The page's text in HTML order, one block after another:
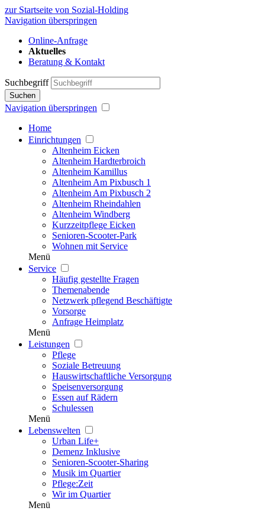
zur Startseite von Sozial-Holding
Navigation überspringen
Online-Anfrage
Aktuelles
Beratung & Kontakt
Suchbegriff
Suchen
Navigation überspringen
Home
Einrichtungen
Altenheim Eicken
Altenheim Hardterbroich
Altenheim Kamillus
Altenheim Am Pixbusch 1
Altenheim Am Pixbusch 2
Altenheim Rheindahlen
Altenheim Windberg
Kurzzeitpflege Eicken
Senioren-Scooter-Park
Wohnen mit Service
Menü
Service
Häufig gestellte Fragen
Themenabende
Netzwerk pflegend Beschäftigte
Vorsorge
Anfrage Heimplatz
Menü
Leistungen
Pflege
Soziale Betreuung
Hauswirtschaftliche Versorgung
Speisenversorgung
Essen auf Rädern
Schulessen
Menü
Lebenswelten
Urban Life+
Demenz Inklusive
Senioren-Scooter-Sharing
Musik im Quartier
Pflege:Zeit
Wir im Quartier
Menü